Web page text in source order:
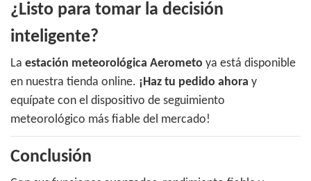
¿Listo para tomar la decisión
inteligente?
La estación meteorológica Aerometo ya está disponible
en nuestra tienda online. ¡Haz tu pedido ahora y
equípate con el dispositivo de seguimiento
meteorológico más fiable del mercado!
Conclusión